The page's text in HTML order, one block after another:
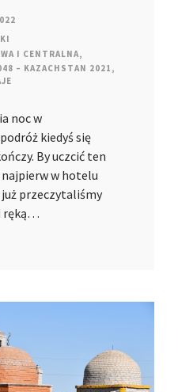
I CENTRALNA,
– KAZACHSTAN 2021 ,
noc w
kiedyś się
By uczcić ten
w hotelu
przeczytaliśmy
ręką…